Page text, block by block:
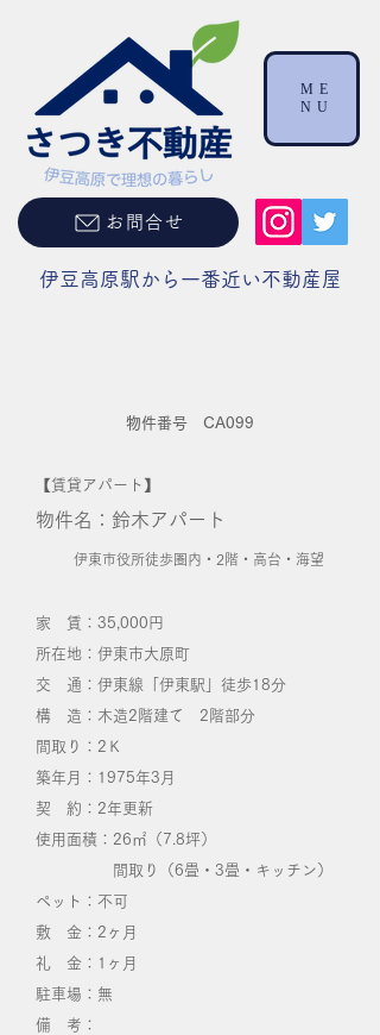
伊豆高原駅から一番近い不動産屋
お問合せ
ME
NU
物件番号 CA099
【賃貸アパート】
物件名：鈴木アパート
伊東市役所徒歩圏内・2階 ・高台・海望
家 賃：35,000円
所在地：伊東市大原町
交 通：伊東線「伊東駅」徒歩18分
構 造：木造2階建て 2階部分
間取り：2Ｋ
築年月：1975年3月
契 約：2年更新
使用面積：26㎡（7.8坪）
間取り（6畳・3畳・キッチン）
ペット：不可
敷 金：2ヶ月
礼 金：1ヶ月
​駐車場：​無
備 考：